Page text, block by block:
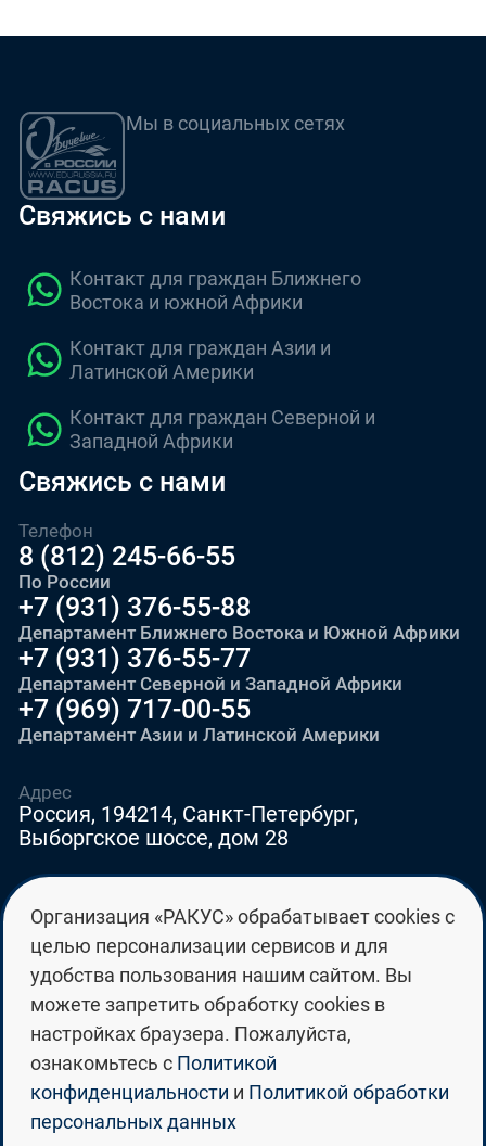
Мы в социальных сетях
Свяжись с нами
Контакт для граждан Ближнего
Востока и южной Африки
Контакт для граждан Азии и
Латинской Америки
Контакт для граждан Северной и
Западной Африки
Свяжись с нами
Телефон
8 (812) 245-66-55
По России
+7 (931) 376-55-88
Департамент Ближнего Востока и Южной Африки
+7 (931) 376-55-77
Департамент Северной и Западной Африки
+7 (969) 717-00-55
Департамент Азии и Латинской Америки
E-mail
education@edurussia.org
edurussia@racus.ru
Адрес
Россия, 194214, Санкт-Петербург,
Выборгское шоссе, дом 28
Политика конфиденциальности
Политика обработки персональных данных
Организация «РАКУС» обрабатывает cookies с
целью персонализации сервисов и для
удобства пользования нашим сайтом. Вы
можете запретить обработку cookies в
настройках браузера. Пожалуйста,
ознакомьтесь с Политикой
конфиденциальности и Политикой обработки
персональных данных